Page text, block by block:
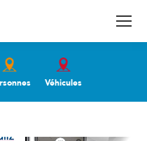
Véhicules